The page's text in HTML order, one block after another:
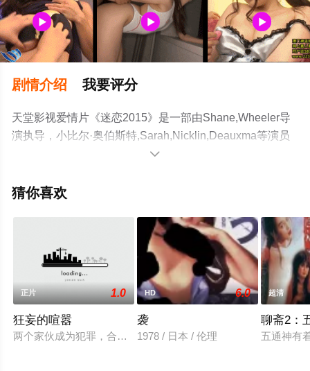
剧情介绍 我要评分
天堂影视爱情片《迷恋2015》是一部由Shane,Wheeler导
演执导，小比尔·奥伯斯特,Sarah,Nicklin,Deauxma等演员
精彩演绎的美国电影，手机免费观看高清无删减完整版电
影、电视猫或剧情网等平台了解。

猜你喜欢
正片 1.0
狂妄的喧嚣
两个家伙成为犯罪，合作伙伴，并成功地把钻石抢劫。一切顺
HD 6.0
袭
1978 / 日本 / 伦理
超清
聊斋2：
五通神有